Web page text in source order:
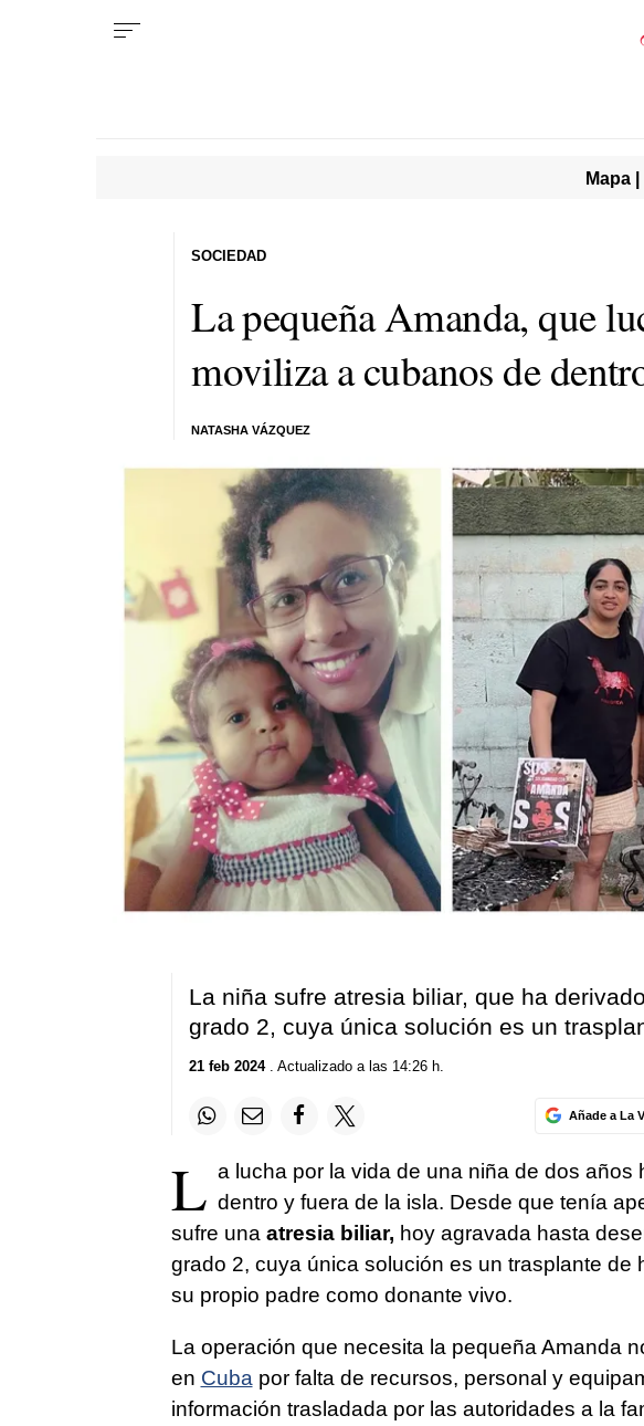
Mapa
La pequeña Amanda, que
moviliza a cubanos de
NATASHA VÁZQUEZ
SOCIEDAD
La niña sufre atresia biliar, que ha
grado 2, cuya única solución es un
21 feb 2024. Actualizado a las 14:26 h.
Añade a La
L a lucha por la vida de una niña de dos años
dentro y fuera de la isla. Desde que tenía
sufre una atresia biliar, hoy agravada hasta
grado 2, cuya única solución es un trasplante de
su propio padre como donante vivo.
La operación que necesita la pequeña Amanda
en Cuba por falta de recursos, personal y
información trasladada por las autoridades a la